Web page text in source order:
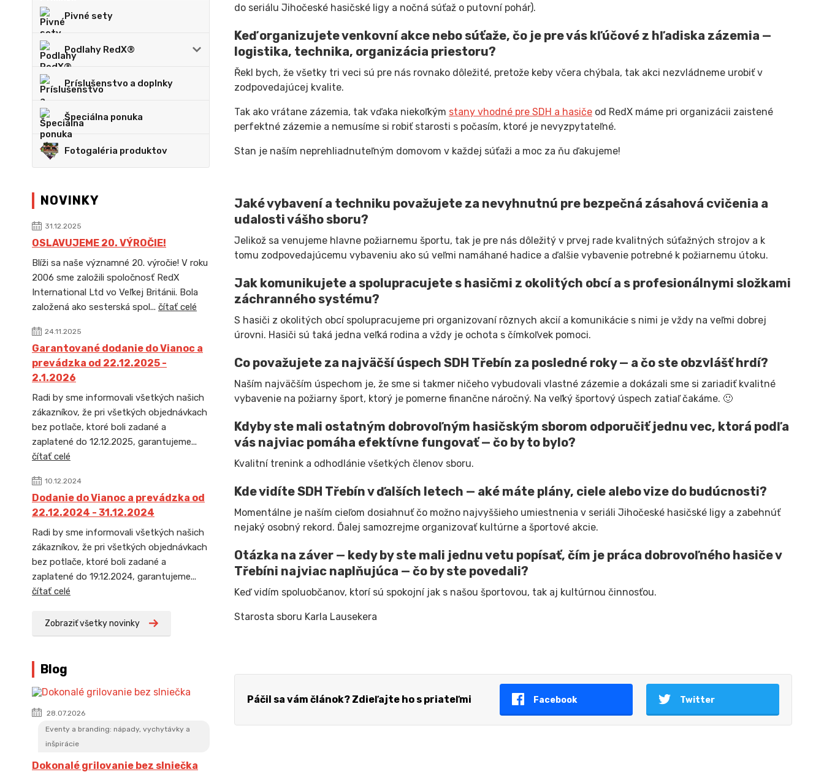
Pivné sety
Podlahy RedX®
Príslušenstvo a doplnky
Špeciálna ponuka
Fotogaléria produktov
NOVINKY
31.12.2025
OSLAVUJEME 20. VÝROČIE!
Blíži sa naše významné 20. výročie! V roku
2006 sme založili spoločnosť RedX
International Ltd vo Veľkej Británii. Bola
založená ako sesterská spol... čítať celé
24.11.2025
Garantované dodanie do Vianoc a
prevádzka od 22.12.2025 -
2.1.2026
Radi by sme informovali všetkých našich
zákazníkov, že pri všetkých objednávkach
bez potlače, ktoré boli zadané a
zaplatené do 12.12.2025, garantujeme...
čítať celé
10.12.2024
Dodanie do Vianoc a prevádzka od
22.12.2024 - 31.12.2024
Radi by sme informovali všetkých našich
zákazníkov, že pri všetkých objednávkach
bez potlače, ktoré boli zadané a
zaplatené do 19.12.2024, garantujeme...
čítať celé
Zobraziť všetky novinky
Blog
28.07.2026
Eventy a branding: nápady, vychytávky a
inšpirácie
Dokonalé grilovanie bez slniečka
do seriálu Jihočeské hasičské ligy a nočná súťaž o putovní pohár).
Keď organizujete venkovní akce nebo súťaže, čo je pre vás kľúčové z hľadiska zázemia —
logistika, technika, organizácia priestoru?
Řekl bych, že všetky tri veci sú pre nás rovnako dôležité, pretože keby včera chýbala, tak akci nezvládneme urobiť v
zodpovedajúcej kvalite.
Tak ako vrátane zázemia, tak vďaka niekoľkým stany vhodné pre SDH a ​​hasičeod RedX máme pri organizácii zaistené
perfektné zázemie a nemusíme si robiť starosti s počasím, ktoré je nevyzpytateľné.
Stan je naším neprehliadnuteľným domovom v každej súťaži a moc za ňu ďakujeme!
Jaké vybavení a techniku ​​považujete za nevyhnutnú pre bezpečná zásahová cvičenia a
udalosti vášho sboru?
Jelikož sa venujeme hlavne požiarnemu športu, tak je pre nás dôležitý v prvej rade kvalitných súťažných strojov a k
tomu zodpovedajúcemu vybaveniu ako sú veľmi namáhané hadice a ďalšie vybavenie potrebné k požiarnemu útoku.
Jak komunikujete a spolupracujete s hasičmi z okolitých obcí a s profesionálnymi složkami
záchranného systému?
S hasiči z okolitých obcí spolupracujeme pri organizovaní rôznych akcií a komunikácie s nimi je vždy na veľmi dobrej
úrovni. Hasiči sú taká jedna veľká rodina a vždy je ochota s čímkoľvek pomoci.
Co považujete za najväčší úspech SDH Třebín za posledné roky — a čo ste obzvlášť hrdí?
Naším najväčším úspechom je, že sme si takmer ničeho vybudovali vlastné zázemie a dokázali sme si zariadiť kvalitné
vybavenie na požiarny šport, ktorý je pomerne finančne náročný. Na veľký športový úspech zatiaľ čakáme. 🙂
Kdyby ste mali ostatným dobrovoľným hasičským sborom odporučiť jednu vec, ktorá podľa
vás najviac pomáha efektívne fungovať — čo by to bylo?
Kvalitní trenink a odhodlánie všetkých členov sboru.
Kde vidíte SDH Třebín v ďalších letech — aké máte plány, ciele alebo vize do budúcnosti?
Momentálne je naším cieľom dosiahnuť čo možno najvyššieho umiestnenia v seriáli Jihočeské hasičské ligy a zabehnúť
nejaký osobný rekord. Ďalej samozrejme organizovať kultúrne a športové akcie.
Otázka na záver — kedy by ste mali jednu vetu popísať, čím je práca dobrovoľného hasiče v
Třebíni najviac naplňujúca — čo by ste povedali?
Keď vidím spoluobčanov, ktorí sú spokojní jak s našou športovou, tak aj kultúrnou činnosťou.
Starosta sboru Karla Lausekera
Páčil sa vám článok? Zdieľajte ho s priateľmi Facebook Twitter